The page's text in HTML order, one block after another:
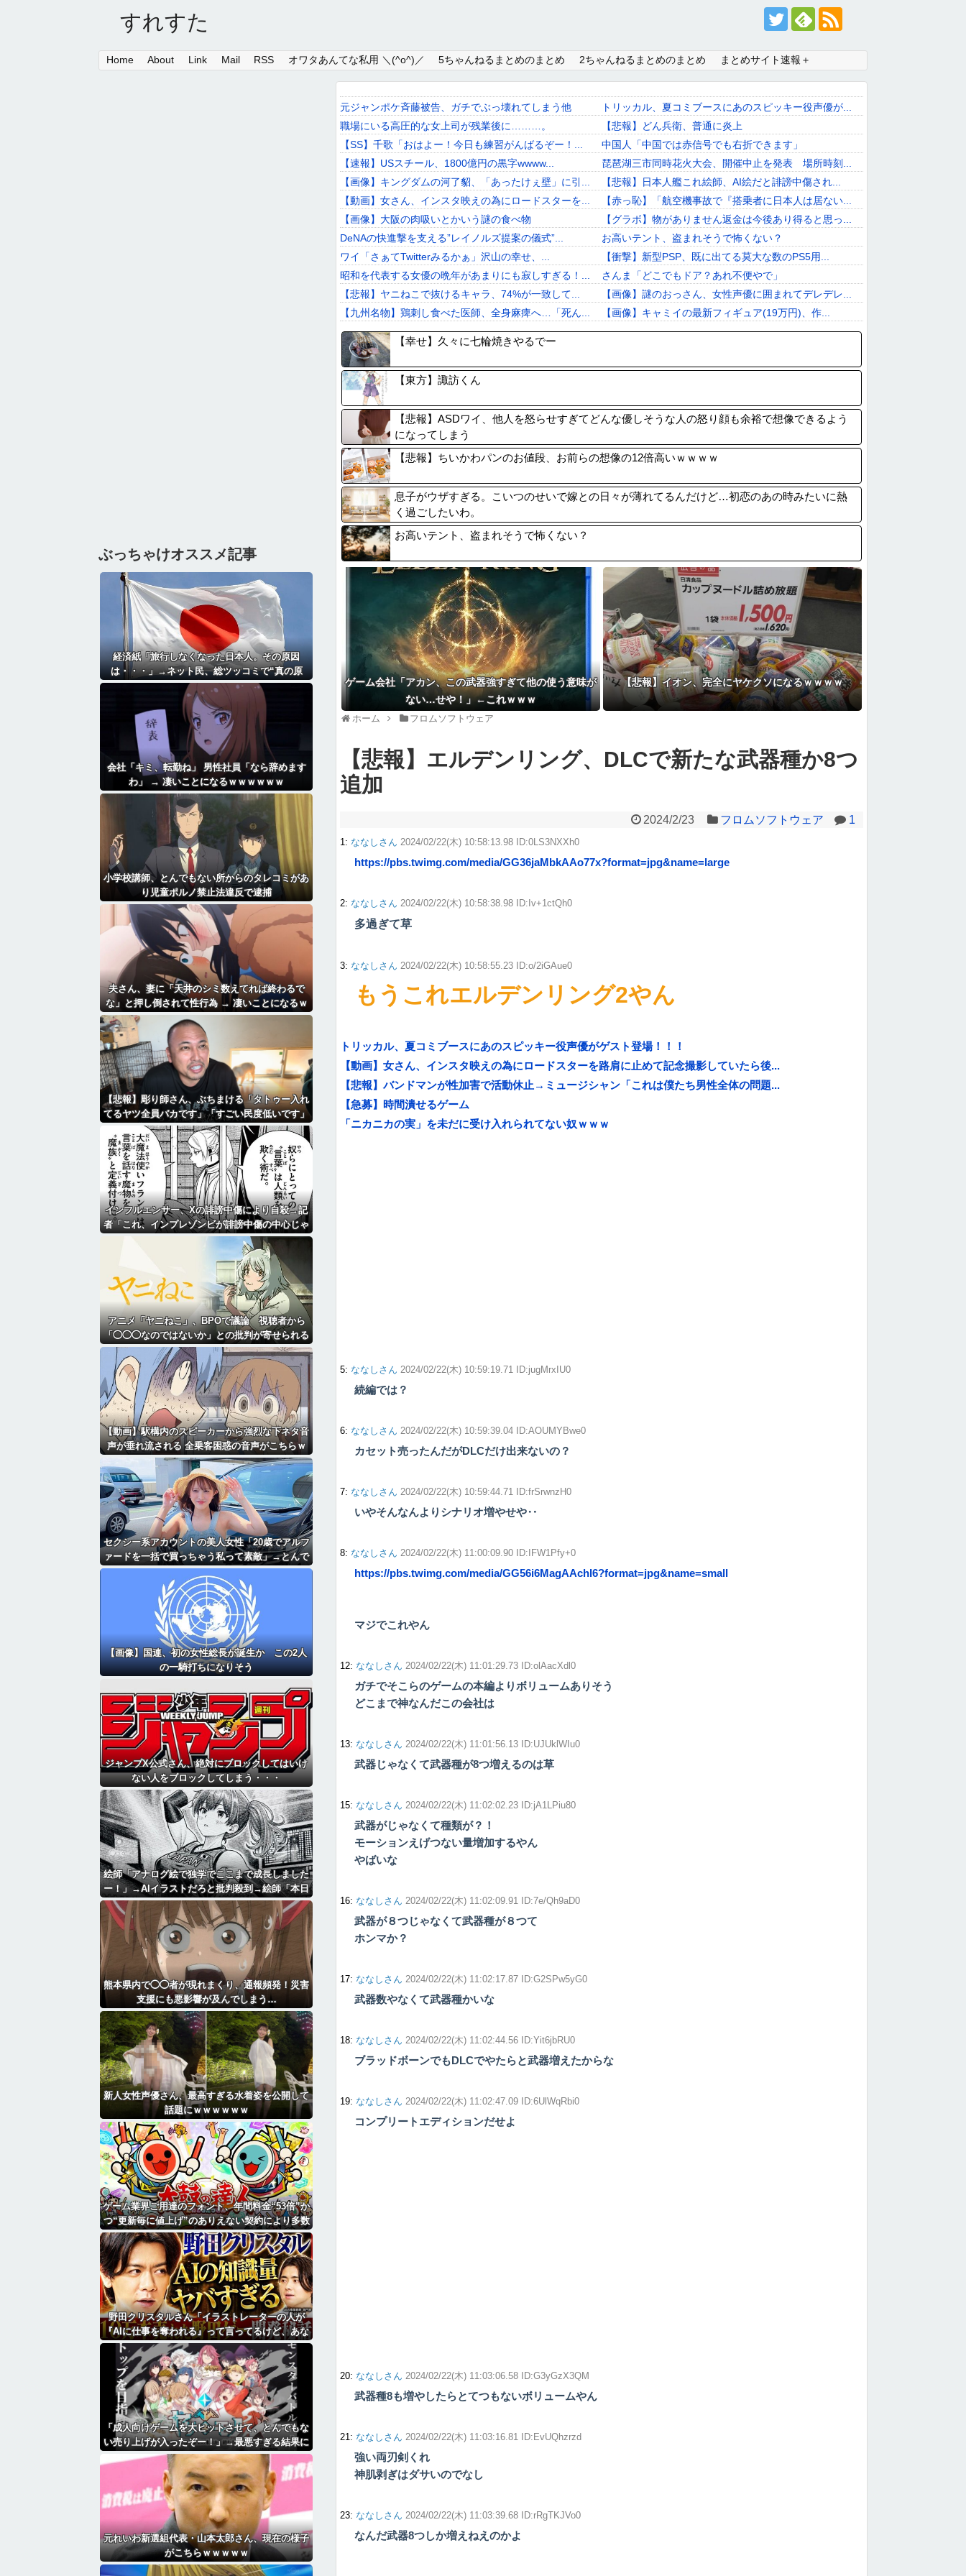
すれすた
Home About Link Mail RSS オワタあんてな私用 ＼(^o^)／ 5ちゃんねるまとめのまとめ 2ちゃんねるまとめのまとめ まとめサイト速報＋
元ジャンポケ斉藤被告、ガチでぶっ壊れてしまう他
職場にいる高圧的な女上司が残業後に………。
【SS】千歌「おはよー！今日も練習がんばるぞー！...
【速報】USスチール、1800億円の黒字wwww...
【画像】キングダムの河了貂、「あったけぇ壁」に引...
【動画】女さん、インスタ映えの為にロードスターを...
【画像】大阪の肉吸いとかいう謎の食べ物
DeNAの快進撃を支える”レイノルズ提案の儀式”...
ワイ「さぁてTwitterみるかぁ」沢山の幸せ、...
昭和を代表する女優の晩年があまりにも寂しすぎる！...
【悲報】ヤニねこで抜けるキャラ、74%が一致して...
【九州名物】鶏刺し食べた医師、全身麻痺へ…「死ん...
【にじ甲2026】Winners準決勝第2試合：...
【悲報】思春期の娘に「キモッ」と言われたお父さん...
隣が着席して音量上げ始めた時は渾身の「マジか…」...
【戦慄】結婚式直前の夫婦が直面した「リアル死の恐...
トリッカル、夏コミブースにあのスピッキー役声優が...
【悲報】どん兵衛、普通に炎上
中国人「中国では赤信号でも右折できます」
琵琶湖三市同時花火大会、開催中止を発表 場所時刻...
【悲報】日本人艦これ絵師、AI絵だと誹謗中傷され...
【赤っ恥】「航空機事故で『搭乗者に日本人は居ない...
【グラボ】物がありません返金は今後あり得ると思っ...
お高いテント、盗まれそうで怖くない？
【衝撃】新型PSP、既に出てる莫大な数のPS5用...
さんま「どこでもドア？あれ不便やで」
【画像】謎のおっさん、女性声優に囲まれてデレデレ...
【画像】キャミイの最新フィギュア(19万円)、作...
【意味ないのか？】なんと空調服着用の男性作業員が...
琵琶湖三市同時花火大会、開催中止を発表 場所時刻...
【幸せ】久々に七輪焼きやるでー
【東方】諏訪くん
【悲報】ASDワイ、他人を怒らせすぎてどんな優しそうな人の怒り顔も余裕で想像できるよう
になってしまう
【悲報】ちいかわパンのお値段、お前らの想像の12倍高いｗｗｗｗ
息子がウザすぎる。こいつのせいで嫁との日々が薄れてるんだけど…初恋のあの時みたいに熱
く過ごしたいわ。
お高いテント、盗まれそうで怖くない？
ゲーム会社「アカン、この武器強すぎて他の使う意味が
ない…せや！」←これｗｗｗ
【悲報】イオン、完全にヤケクソになるｗｗｗｗ
ホーム フロムソフトウェア
【悲報】エルデンリング、DLCで新たな武器種か8つ
追加
2024/2/23 フロムソフトウェア 1
1: ななしさん 2024/02/22(木) 10:58:13.98 ID:0LS3NXXh0
https://pbs.twimg.com/media/GG36jaMbkAAo77x?format=jpg&name=large
2: ななしさん 2024/02/22(木) 10:58:38.98 ID:Iv+1ctQh0
多過ぎて草
3: ななしさん 2024/02/22(木) 10:58:55.23 ID:o/2iGAue0
もうこれエルデンリング2やん
トリッカル、夏コミブースにあのスピッキー役声優がゲスト登場！！！
【動画】女さん、インスタ映えの為にロードスターを路肩に止めて記念撮影していたら後...
【悲報】バンドマンが性加害で活動休止→ミュージシャン「これは僕たち男性全体の問題...
【急募】時間潰せるゲーム
「ニカニカの実」を未だに受け入れられてない奴ｗｗｗ
5: ななしさん 2024/02/22(木) 10:59:19.71 ID:jugMrxIU0
続編では？
6: ななしさん 2024/02/22(木) 10:59:39.04 ID:AOUMYBwe0
カセット売ったんだがDLCだけ出来ないの？
7: ななしさん 2024/02/22(木) 10:59:44.71 ID:frSrwnzH0
いやそんなんよりシナリオ増やせや‥
8: ななしさん 2024/02/22(木) 11:00:09.90 ID:IFW1Pfy+0
https://pbs.twimg.com/media/GG56i6MagAAchl6?format=jpg&name=small
マジでこれやん
12: ななしさん 2024/02/22(木) 11:01:29.73 ID:olAacXdl0
ガチでそこらのゲームの本編よりボリュームありそう
どこまで神なんだこの会社は
13: ななしさん 2024/02/22(木) 11:01:56.13 ID:UJUklWIu0
武器じゃなくて武器種が8つ増えるのは草
15: ななしさん 2024/02/22(木) 11:02:02.23 ID:jA1LPiu80
武器がじゃなくて種類が？！
モーションえげつない量増加するやん
やばいな
16: ななしさん 2024/02/22(木) 11:02:09.91 ID:7e/Qh9aD0
武器が８つじゃなくて武器種が８つて
ホンマか？
17: ななしさん 2024/02/22(木) 11:02:17.87 ID:G2SPw5yG0
武器数やなくて武器種かいな
18: ななしさん 2024/02/22(木) 11:02:44.56 ID:Yit6jbRU0
ブラッドボーンでもDLCでやたらと武器増えたからな
19: ななしさん 2024/02/22(木) 11:02:47.09 ID:6UlWqRbi0
コンプリートエディションだせよ
20: ななしさん 2024/02/22(木) 11:03:06.58 ID:G3yGzX3QM
武器種8も増やしたらとてつもないボリュームやん
21: ななしさん 2024/02/22(木) 11:03:16.81 ID:EvUQhzrzd
強い両刃剣くれ
神肌剥ぎはダサいのでなし
23: ななしさん 2024/02/22(木) 11:03:39.68 ID:rRgTKJVo0
なんだ武器8つしか増えねえのかよ
ぶっちゃけオススメ記事
経済紙「旅行しなくなった日本人。その原因
は・・・」→ネット民、総ツッコミで“真の原
因”を突き付ける
会社「キミ、転勤ね」 男性社員「なら辞めます
わ」 → 凄いことになるｗｗｗｗｗｗ
小学校講師、とんでもない所からのタレコミがあ
り児童ポルノ禁止法違反で逮捕
夫さん、妻に「天井のシミ数えてれば終わるで
な」と押し倒されて性行為 → 凄いことになるｗ
ｗｗｗｗ
【悲報】彫り師さん、ぶちまける「タトゥー入れ
てるヤツ全員バカです」「すごい民度低いです」
「一言目でバカだなってわかります全員」
インフルエンサー、Xの誹謗中傷により自殺→記
者「これ、インプレゾンビが誹謗中傷の中心じゃ
ね？」→分析していくとヤバイ真実が浮かび上が
アニメ「ヤニねこ」、BPOで議論 視聴者から
「◯◯◯なのではないか」との批判が寄せられる
【動画】駅構内のスピーカーから強烈な下ネタ音
声が垂れ流される 全乗客困惑の音声がこちらｗ
ｗｗｗｗｗ
セクシー系アカウントの美人女性「20歳でアルフ
ァードを一括で買っちゃう私って素敵」→とんで
もないものが映り込んでしまい、終わる
【画像】国連、初の女性総長が誕生か この2人
の一騎打ちになりそう
ジャンプX公式さん、絶対にブロックしてはいけ
ない人をブロックしてしまう・・・
絵師「アナログ絵で独学でここまで成長しました
ー！」→AIイラストだろと批判殺到→絵師「本日
をもちまして全てを終えようと思います」→しか
し・・・
熊本県内で◯◯者が現れまくり、通報頻発！災害
支援にも悪影響が及んでしまう…
新人女性声優さん、最高すぎる水着姿を公開して
話題にｗｗｗｗｗｗ
ゲーム業界ご用達のフォント、年間料金“53倍”か
つ“更新毎に値上げ”のありえない契約により多数
撤退へ・・・
野田クリスタルさん「イラストレーターの人が
『AIに仕事を奪われる』って言ってるけど、あな
た達は"仕事を奪う側"じゃない？」
「成人向けゲームを大ヒットさせて、とんでもな
い売り上げが入ったぞー！」→最悪すぎる結果に
なり、「売り上げ0円だけど、多額の税金を払
え」という状況になって絶望
元れいわ新選組代表・山本太郎さん、現在の様子
がこちらｗｗｗｗｗ
Link
Mail
RSS
オワタあんてな私用 ＼(^o^)／
5ちゃんねるまとめのまとめ
2ちゃんねるまとめのまとめ
まとめサイト速報＋